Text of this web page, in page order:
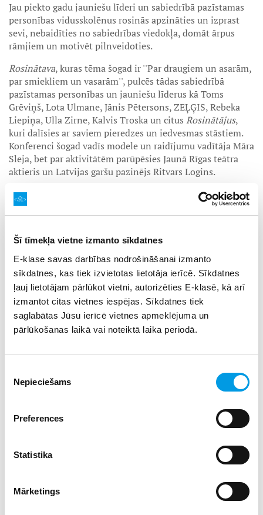
Šī tīmekļa vietne izmanto sīkdatnes
E-klase savas darbības nodrošināšanai izmanto
sīkdatnes, kas tiek izvietotas lietotāja ierīcē. Sīkdatnes
ļauj lietotājam pārlūkot vietni, autorizēties E-klasē, kā arī
izmantot citas vietnes iespējas. Sīkdatnes tiek
saglabātas Jūsu ierīcē vietnes apmeklējuma un
pārlūkošanas laikā vai noteiktā laika periodā.
izvēle
Nepieciešams
Preferences
Statistika
Mārketings
Jau piekto gadu jauniešu līderi un sabiedrībā pazīstamas
personības vidusskolēnus rosinās apzināties un izprast
sevi, nebaidīties no sabiedrības viedokļa, domāt ārpus
rāmjiem un motivēt pilnveidoties.
Rosinātava, kuras tēma šogad ir ''Par draugiem un asarām,
par smiekliem un vasarām'', pulcēs tādas sabiedrībā
pazīstamas personības un jauniešu līderus kā Toms
Grēviņš, Lota Ulmane, Jānis Pētersons, ZEĻĢIS, Rebeka
Liepiņa, Ulla Zirne, Kalvis Troska un citus Rosinātājus,
kuri dalīsies ar saviem pieredzes un iedvesmas stāstiem.
Konferenci šogad vadīs modele un raidījumu vadītāja Māra
Sleja, bet par aktivitātēm parūpēsies Jaunā Rīgas teātra
aktieris un Latvijas garšu pazinējs Ritvars Logins.
Pēc garās, iedvesmojošās, motivējošās un iespaidiem
bagātās dienas ikvienam pasākuma apmeklētājam būs
iespēja izdejotiesSilent Discokopā ar pasākuma
organizatoriem.
Ikvienam vidusskolēnam ir iespēja reģistrēties
neformālajai konferencei vēl līdz 27.janvārim. Reģistrēties
iespējamsšeitvai meklējot reģistrācijas pogukonferences
mājaslapā .